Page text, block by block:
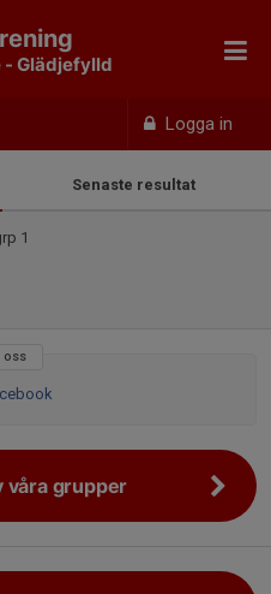
Logga in
Glädjefylld
Senaste resultat
1
oss
våra grupper